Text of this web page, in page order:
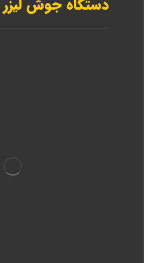
دستگاه جوش لیزر